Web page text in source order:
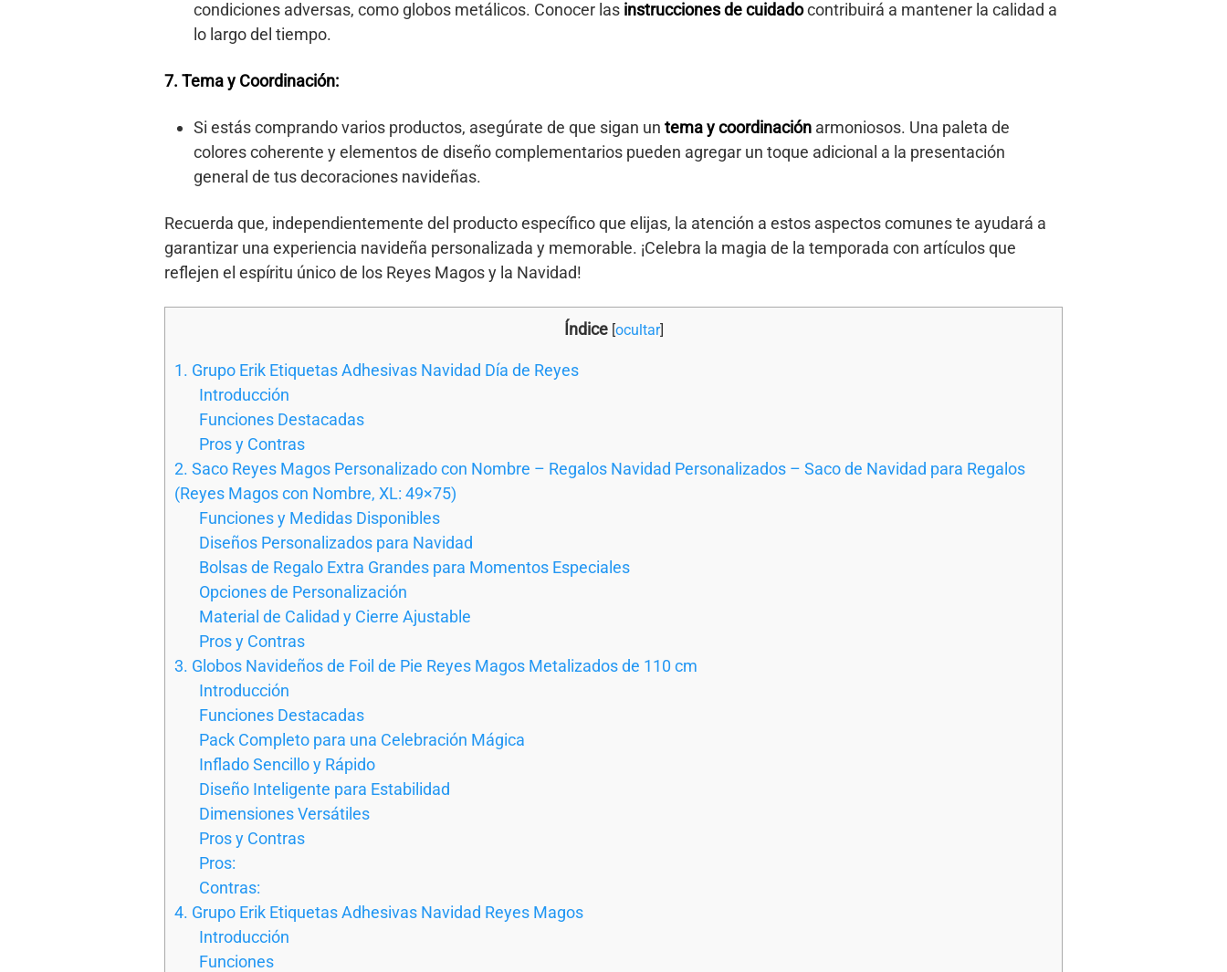
condiciones adversas, como globos metálicos. Conocer las instrucciones de cuidadocontribuirá a mantener la calidad a
lo largo del tiempo.
7. Tema y Coordinación:
Si estás comprando varios productos, asegúrate de que sigan un tema y coordinación armoniosos. Una paleta de
colores coherente y elementos de diseño complementarios pueden agregar un toque adicional a la presentación
general de tus decoraciones navideñas.
Recuerda que, independientemente del producto específico que elijas, la atención a estos aspectos comunes te ayudará a
garantizar una experiencia navideña personalizada y memorable. ¡Celebra la magia de la temporada con artículos que
reflejen el espíritu único de los Reyes Magos y la Navidad!
Índice [ocultar]
1. Grupo Erik Etiquetas Adhesivas Navidad Día de Reyes
Introducción
Funciones Destacadas
Pros y Contras
2. Saco Reyes Magos Personalizado con Nombre – Regalos Navidad Personalizados – Saco de Navidad para Regalos
(Reyes Magos con Nombre, XL: 49×75)
Funciones y Medidas Disponibles
Diseños Personalizados para Navidad
Bolsas de Regalo Extra Grandes para Momentos Especiales
Opciones de Personalización
Material de Calidad y Cierre Ajustable
Pros y Contras
3. Globos Navideños de Foil de Pie Reyes Magos Metalizados de 110 cm
Introducción
Funciones Destacadas
Pack Completo para una Celebración Mágica
Inflado Sencillo y Rápido
Diseño Inteligente para Estabilidad
Dimensiones Versátiles
Pros y Contras
Pros:
Contras:
4. Grupo Erik Etiquetas Adhesivas Navidad Reyes Magos
Introducción
Funciones